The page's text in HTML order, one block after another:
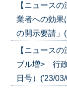
【ニュース
業者への効果
の開示要請」
【ニュース
ブル増> 行
日号）('23/